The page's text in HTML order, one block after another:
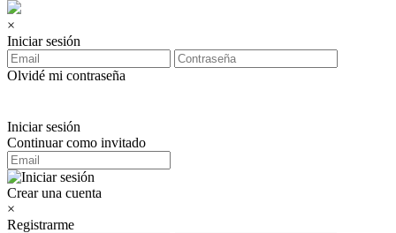
×
Iniciar sesión
Olvidé mi contraseña
Iniciar sesión
Continuar como invitado
Crear una cuenta
×
Registrarme